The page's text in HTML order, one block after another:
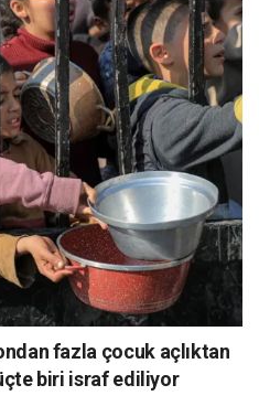
fazla çocuk açlıktan
biri israf ediliyor